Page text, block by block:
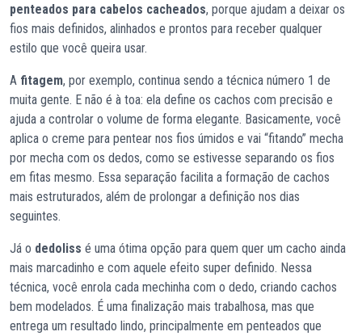
penteados para cabelos cacheados, porque ajudam a deixar os
fios mais definidos, alinhados e prontos para receber qualquer
estilo que você queira usar.
A fitagem, por exemplo, continua sendo a técnica número 1 de
muita gente. E não é à toa: ela define os cachos com precisão e
ajuda a controlar o volume de forma elegante. Basicamente, você
aplica o creme para pentear nos fios úmidos e vai “fitando” mecha
por mecha com os dedos, como se estivesse separando os fios
em fitas mesmo. Essa separação facilita a formação de cachos
mais estruturados, além de prolongar a definição nos dias
seguintes.
Já o dedoliss é uma ótima opção para quem quer um cacho ainda
mais marcadinho e com aquele efeito super definido. Nessa
técnica, você enrola cada mechinha com o dedo, criando cachos
bem modelados. É uma finalização mais trabalhosa, mas que
entrega um resultado lindo, principalmente em penteados que